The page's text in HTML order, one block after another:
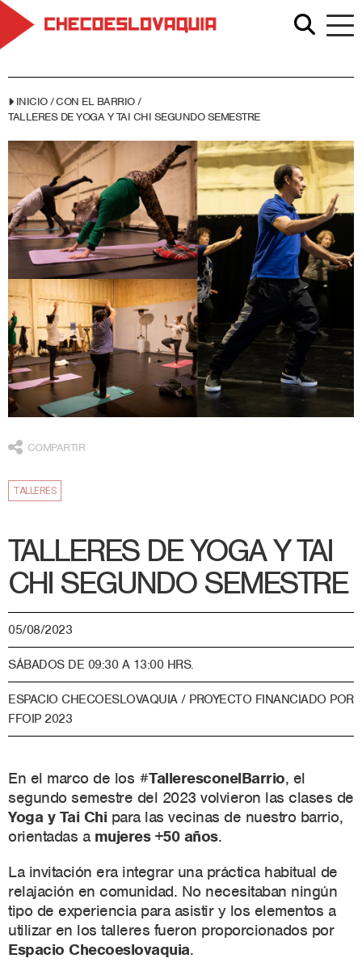
INICIO /CON EL BARRIO /
TALLERES DE YOGA Y TAI CHI SEGUNDO SEMESTRE
COMPARTIR
TALLERES
TALLERES DE YOGA Y TAI
CHI SEGUNDO SEMESTRE
05/08/2023
SÁBADOS DE 09:30 A 13:00 HRS.
ESPACIO CHECOESLOVAQUIA / PROYECTO FINANCIADO POR
FFOIP 2023
En el marco de los #TalleresconelBarrio, el
segundo semestre del 2023 volvieron las clases de
Yoga y Tai Chi para las vecinas de nuestro barrio,
orientadas a mujeres +50 años.
La invitación era integrar una práctica habitual de
relajación en comunidad. No necesitaban ningún
tipo de experiencia para asistir y los elementos a
utilizar en los talleres fueron proporcionados por
Espacio Checoeslovaquia.